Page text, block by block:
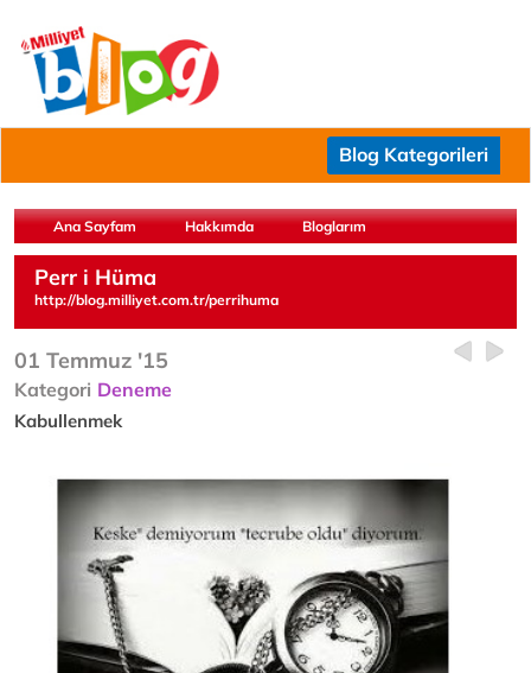
Blog Kategorileri
Ana Sayfam Hakkımda Bloglarım
Perr i Hüma
http://blog.milliyet.com.tr/perrihuma
01 Temmuz '15
Kategori Deneme
Kabullenmek